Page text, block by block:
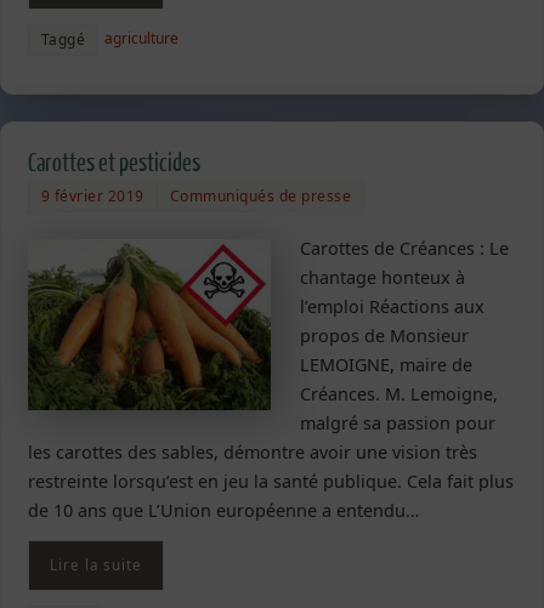
Taggé agriculture
Carottes et pesticides
9 février 2019 Communiqués de presse
Carottes de Créances : Le
chantage honteux à
l’emploi Réactions aux
propos de Monsieur
LEMOIGNE, maire de
Créances. M. Lemoigne,
malgré sa passion pour
les carottes des sables, démontre avoir une vision très
restreinte lorsqu’est en jeu la santé publique. Cela fait plus
de 10 ans que L’Union européenne a entendu…
Lire la suite